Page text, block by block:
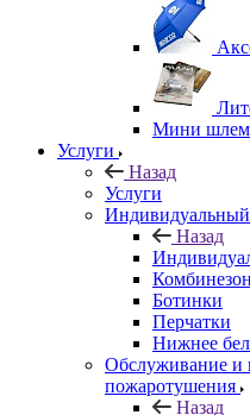
Мини
Услуги
Назад
Услуги
Назад
Ботинки
Перчатки
Нижнее
Обслуживание и
пожаротушения
Назад